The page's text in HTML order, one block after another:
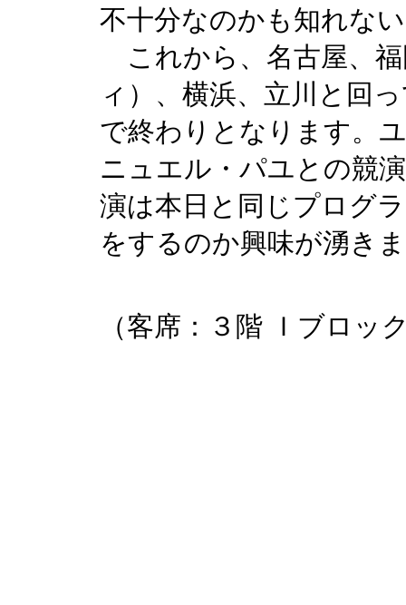
不十分なのかも知れな
これから、名古屋、
ィ）、横浜、立川と回
で終わりとなります。
ニュエル・パユとの競
演は本日と同じプログ
をするのか興味が湧き
（客席：３階 Ｉブロッ